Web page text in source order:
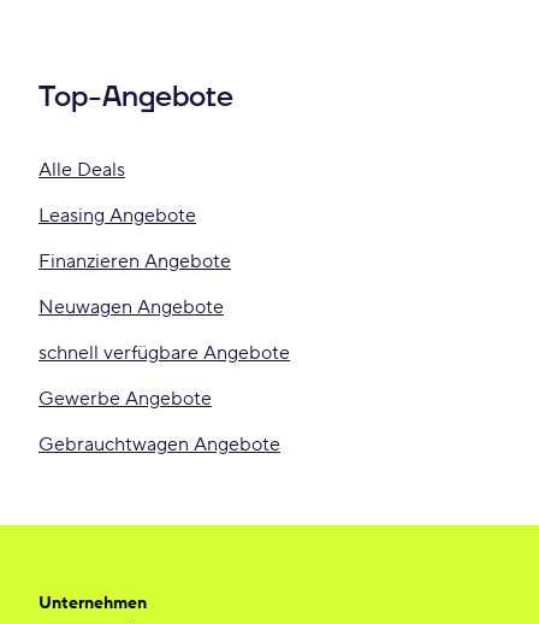
Top-Angebote
Alle Deals
Leasing Angebote
Finanzieren Angebote
Neuwagen Angebote
schnell verfügbare Angebote
Gewerbe Angebote
Gebrauchtwagen Angebote
Unternehmen